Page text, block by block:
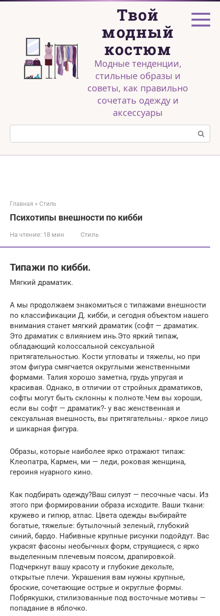
Перейти
Твой
модный
костюм
Модные тенденции,
стильные образы и
советы, как правильно
сочетать одежду и
аксессуары
Поиск:
Главная » Стиль
Психотипы внешности по кибби
На чтение: 18 мин Стиль
Типажи по кибби.
Мягкий драматик.
А мы продолжаем знакомиться с типажами внешности
по классификации Д. кибби, и сегодня объектом нашего
внимания станет мягкий драматик (софт — драматик.
Это драматик с влиянием инь.Это яркий типаж,
обладающий колоссальной сексуальной
притягательностью. Кости угловаты и тяжелы, но при
этом фигура смягчается округлыми женственными
формами. Талия хорошо заметна, грудь упругая и
красивая. Однако, в отличии от стройных драматиков,
софты могут быть склонны к полноте.Чем вы хороши,
если вы софт — драматик?- у вас женственная и
сексуальная внешность, вы притягательны.- яркое лицо
и шикарная фигура.
Образы, которые наиболее ярко отражают типаж:
Клеопатра, Кармен, ми — леди, роковая женщина,
героиня нуарного кино.
Как подбирать одежду?Ваш силуэт — песочные часы. Из
этого при формировании образа исходите. Ваши ткани:
кружево и гипюр, атлас. Цвета одежды выбирайте
богатые, тяжелые: бутылочный зеленый, глубокий
синий, бардо. Набивные крупные рисунки подойдут. Вас
украсят фасоны необычных форм, струящиеся, с ярко
выделенным плечевым поясом, драпировкой.
Подчеркнут вашу красоту и глубокие декольте,
открытые плечи. Украшения вам нужны крупные,
броские, сочетающие острые и округлые формы.
Побрякушки, стилизованные под восточные мотивы —
попадание в яблочко.